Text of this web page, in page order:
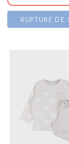
RUPTURE DE